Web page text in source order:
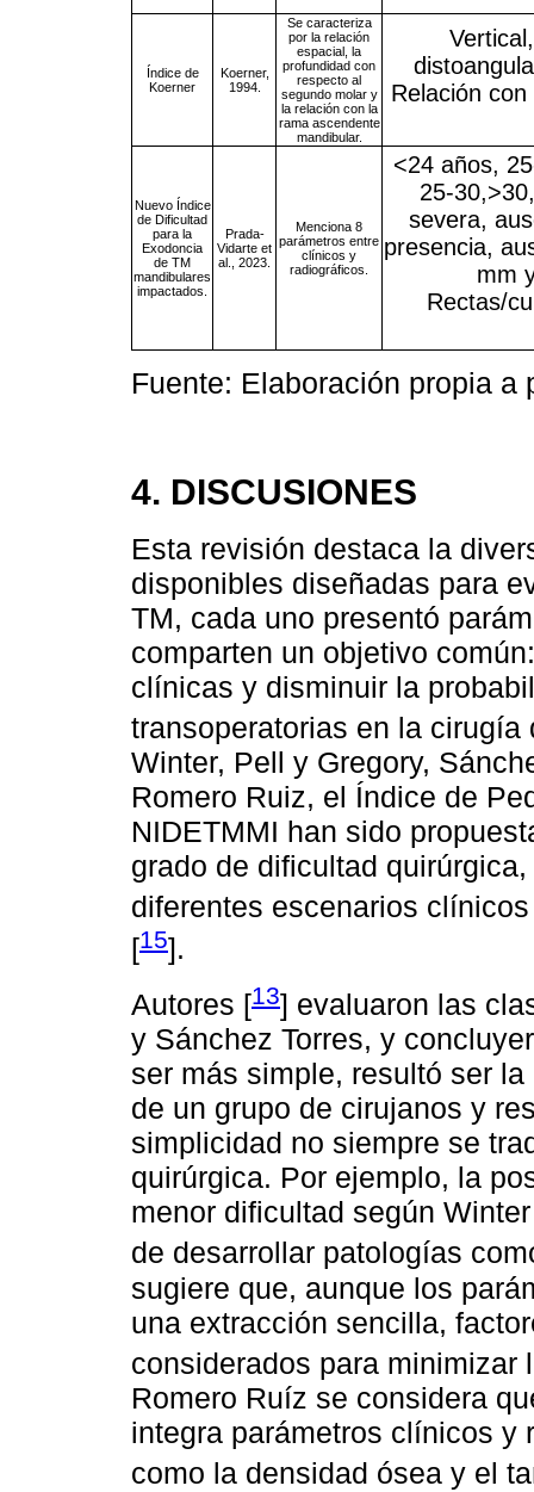
Índice de
Koerner
Koerner,
1994.
Se caracteriza
por la relación
espacial, la
profundidad con
respecto al
segundo molar y
la relación con la
rama ascendente
mandibular.
Relación
Nuevo Índice
de Dificultad
para la
Exodoncia
de TM
mandibulares
impactados.
Prada-
Vidarte et
al., 2023.
Menciona 8
parámetros entre
clínicos y
radiográficos.
<24 años,
25-
severa,
presencia,
mm
Rectas/
Fuente: Elaboración propia a
4. DISCUSIONES
Esta revisión destaca la
disponibles diseñadas para
TM, cada uno presentó
comparten un objetivo
clínicas y disminuir la
transoperatorias en la cirugía
Winter, Pell y Gregory,
Romero Ruiz, el Índice de
NIDETMMI han sido
grado de dificultad
diferentes escenarios
[15].
Autores [13] evaluaron las
y Sánchez Torres, y
ser más simple, resultó ser
de un grupo de cirujanos y
simplicidad no siempre se
quirúrgica. Por ejemplo, la
menor dificultad según
de desarrollar patologías
sugiere que, aunque los
una extracción sencilla,
considerados para minimizar
Romero Ruíz se considera
integra parámetros clínicos y
como la densidad ósea y el